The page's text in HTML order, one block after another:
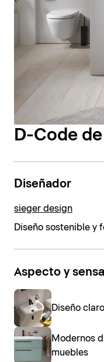
D-Code
Diseñador
sieger design
Diseño sostenible y
Aspecto y
Diseño
Modernos
muebles